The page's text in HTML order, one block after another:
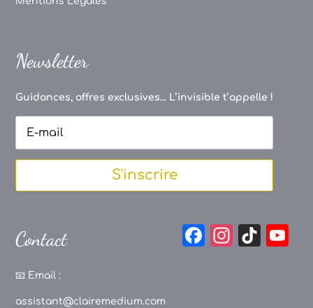
Newsletter
Guidances, offres exclusives... L’invisible t’appelle !
S'inscrire
Contact
📧 Email :
assistant@clairemedium.com
F
In Ti